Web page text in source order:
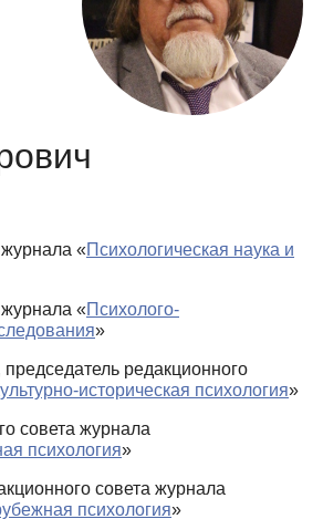
«Психологическая наука и
«Психолого-
»
редакционного
историческая психология»
совета журнала
психология»
совета журнала
психология»